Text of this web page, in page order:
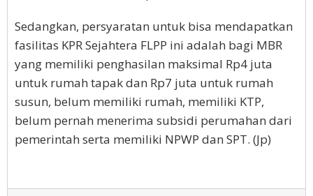
Sedangkan, persyaratan untuk bisa mendapatkan
fasilitas KPR Sejahtera FLPP ini adalah bagi MBR
yang memiliki penghasilan maksimal Rp4 juta
untuk rumah tapak dan Rp7 juta untuk rumah
susun, belum memiliki rumah, memiliki KTP,
belum pernah menerima subsidi perumahan dari
pemerintah serta memiliki NPWP dan SPT. (Jp)